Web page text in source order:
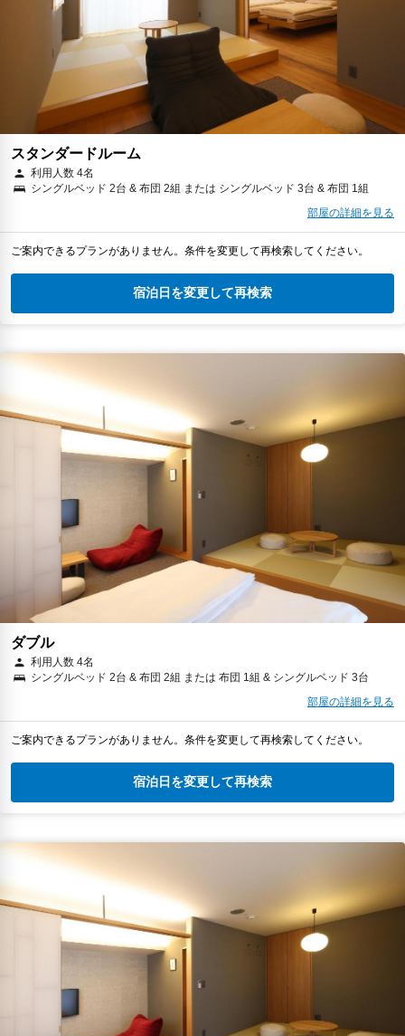
スタンダードルーム
利用人数 4名
シングルベッド 2台 & 布団 2組 または シングルベッド 3台 & 布団 1組
部屋の詳細を見る
ご案内できるプランがありません。条件を変更して再検索してください。
宿泊日を変更して再検索
ダブル
利用人数 4名
シングルベッド 2台 & 布団 2組 または 布団 1組 & シングルベッド 3台
部屋の詳細を見る
ご案内できるプランがありません。条件を変更して再検索してください。
宿泊日を変更して再検索